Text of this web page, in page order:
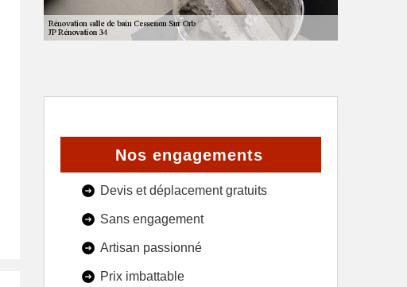
Nos engagements
Devis et déplacement gratuits
Sans engagement
Artisan passionné
Prix imbattable